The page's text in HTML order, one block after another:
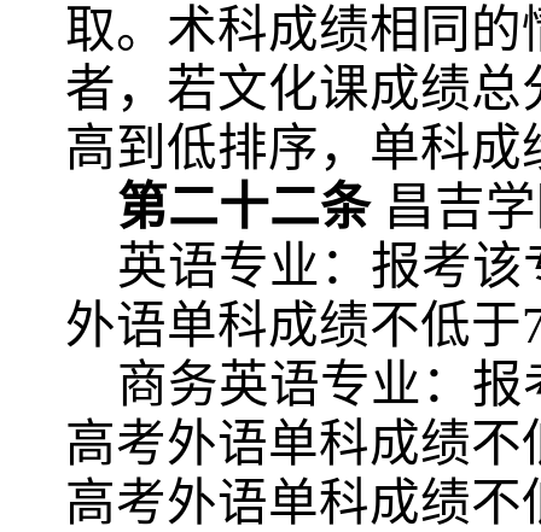
取。术科成绩相同
者，若文化课成绩
高到低排序，单科
第二十二条 昌吉
英语专业：报考
外语单科成绩不低于
商务英语专业：
高考外语单科成绩不
高考外语单科成绩